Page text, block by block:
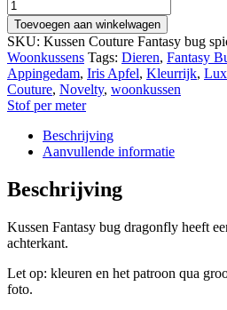
Toevoegen aan winkelwagen
SKU: Kussen Couture Fantasy bug
Woonkussens Tags: Dieren, Fantasy
Appingedam, Iris Apfel, Kleurrijk,
Couture, Novelty, woonkussen
Stof per meter
Beschrijving
Aanvullende informatie
Beschrijving
Kussen Fantasy bug dragonfly heeft
achterkant.
Let op: kleuren en het patroon qua
foto.